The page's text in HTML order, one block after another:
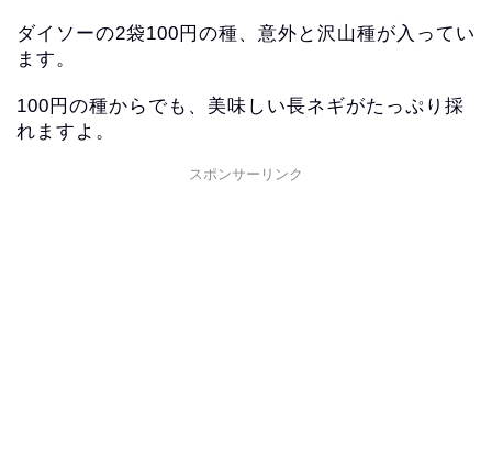
ダイソーの2袋100円の種、意外と沢山種が入ってい
ます。
100円の種からでも、美味しい長ネギがたっぷり採
れますよ。
スポンサーリンク